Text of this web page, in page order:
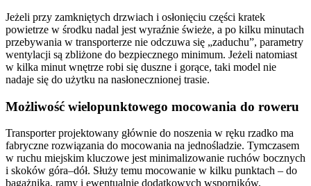
Jeżeli przy zamkniętych drzwiach i osłonięciu części kratek
powietrze w środku nadal jest wyraźnie świeże, a po kilku minutach
przebywania w transporterze nie odczuwa się „zaduchu”, parametry
wentylacji są zbliżone do bezpiecznego minimum. Jeżeli natomiast
w kilka minut wnętrze robi się duszne i gorące, taki model nie
nadaje się do użytku na nasłonecznionej trasie.
Możliwość wielopunktowego mocowania do roweru
Transporter projektowany głównie do noszenia w ręku rzadko ma
fabryczne rozwiązania do mocowania na jednośladzie. Tymczasem
w ruchu miejskim kluczowe jest minimalizowanie ruchów bocznych
i skoków góra–dół. Służy temu mocowanie w kilku punktach – do
bagażnika, ramy i ewentualnie dodatkowych wsporników.